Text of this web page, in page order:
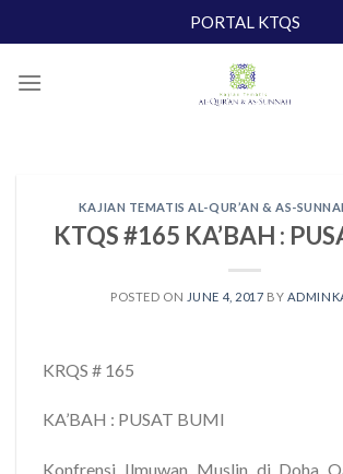
to
PORTAL KTQS
KAJIAN TEMATIS AL-QUR’AN & AS-
KTQS #165 KA’BAH :
POSTED ON JUNE 4, 2017 BY
KRQS # 165
KA’BAH : PUSAT BUMI
Konfrensi Ilmuwan Muslin di Doha